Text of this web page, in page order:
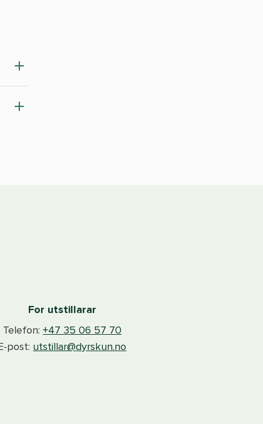
For utstillarar
Telefon: +47 35 06 57 70
post: utstillar@dyrskun.no